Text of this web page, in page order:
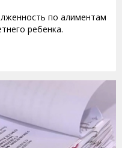
по алиментам
ребенка.